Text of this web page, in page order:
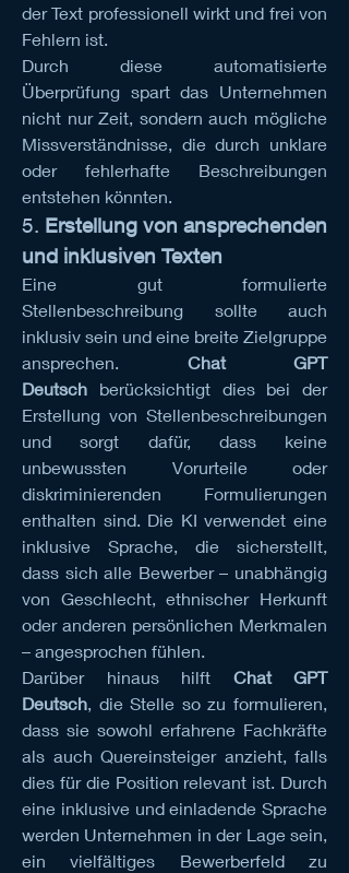
der Text professionell wirkt und frei von
Fehlern ist.
Durch diese automatisierte
Überprüfung spart das Unternehmen
nicht nur Zeit, sondern auch mögliche
Missverständnisse, die durch unklare
oder fehlerhafte Beschreibungen
entstehen könnten.
5. Erstellung von ansprechenden
und inklusiven Texten
Eine gut formulierte
Stellenbeschreibung sollte auch
inklusiv sein und eine breite Zielgruppe
ansprechen. Chat GPT
Deutsch berücksichtigt dies bei der
Erstellung von Stellenbeschreibungen
und sorgt dafür, dass keine
unbewussten Vorurteile oder
diskriminierenden Formulierungen
enthalten sind. Die KI verwendet eine
inklusive Sprache, die sicherstellt,
dass sich alle Bewerber – unabhängig
von Geschlecht, ethnischer Herkunft
oder anderen persönlichen Merkmalen
– angesprochen fühlen.
Darüber hinaus hilft Chat GPT
Deutsch , die Stelle so zu formulieren,
dass sie sowohl erfahrene Fachkräfte
als auch Quereinsteiger anzieht, falls
dies für die Position relevant ist. Durch
eine inklusive und einladende Sprache
werden Unternehmen in der Lage sein,
ein vielfältiges Bewerberfeld zu